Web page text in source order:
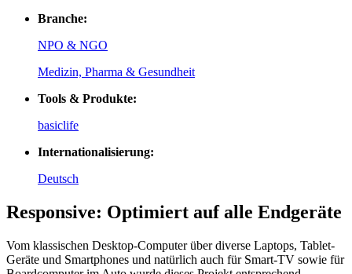
Branche:
NPO & NGO
Medizin, Pharma & Gesundheit
Tools & Produkte:
basiclife
Internationalisierung:
Deutsch
Responsive: Optimiert auf alle Endgeräte
Vom klassischen Desktop-Computer über diverse Laptops, Tablet-
Geräte und Smartphones und natürlich auch für Smart-TV sowie für